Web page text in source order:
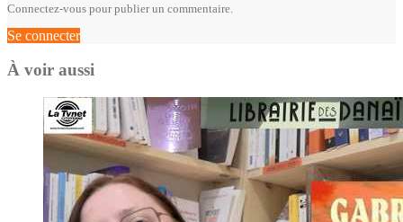
Connectez-vous pour publier un commentaire.
Se connecter
À voir aussi